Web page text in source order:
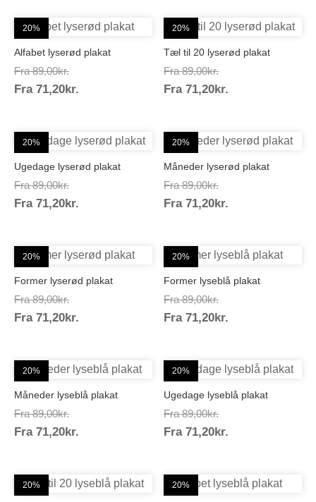
20%
Alfabet lyserød plakat
Fra 89,00kr.Prisinterval:
89,00kr.
Fra 71,20kr.
20%
Tæl til 20 lyserød plakat
Fra 89,00kr.Prisinterval:
89,00kr.
Fra 71,20kr.
20%
Ugedage lyserød plakat
Fra 89,00kr.Prisinterval:
89,00kr.
Fra 71,20kr.
20%
Måneder lyserød plakat
Fra 89,00kr.Prisinterval:
89,00kr.
Fra 71,20kr.
20%
Former lyserød plakat
Fra 89,00kr.Prisinterval:
89,00kr.
Fra 71,20kr.
20%
Former lyseblå plakat
Fra 89,00kr.Prisinterval:
89,00kr.
Fra 71,20kr.
20%
Måneder lyseblå plakat
Fra 89,00kr.Prisinterval:
89,00kr.
Fra 71,20kr.
20%
Ugedage lyseblå plakat
Fra 89,00kr.Prisinterval:
89,00kr.
Fra 71,20kr.
20% 20%